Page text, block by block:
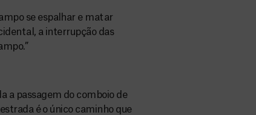
se espalhar e matar
a interrupção das
a passagem do comboio de
é o único caminho que